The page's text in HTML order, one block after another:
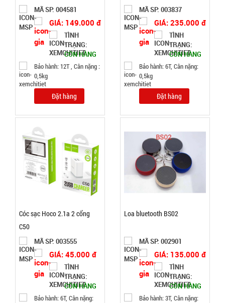
nilon rẻ (
T1000 )
005066
TRẠNG:
Cân nặng :
0.3kg
Giá đỡ điện
thoại K61
MÃ SP: 004581
GIÁ: 149.000 đ
TÌNH
TRẠNG:
CÒN HÀNG
Bảo hành: 12T , Cân nặng :
0,5kg
Đặt hàng
MÃ SP: 003837
GIÁ: 235.000 đ
TÌNH
TRẠNG:
CÒN HÀNG
Bảo hành: 6T, Cân nặng:
0,5kg
Đặt hàng
Cóc sạc Hoco 2.1a 2 cổng
C50
MÃ SP: 003555
GIÁ: 45.000 đ
TÌNH
TRẠNG:
CÒN HÀNG
Bảo hành: 6T, Cân nặng:
Loa bluetooth BS02
MÃ SP: 002901
GIÁ: 135.000 đ
TÌNH
TRẠNG:
CÒN HÀNG
Bảo hành: 3T, Cân nặng: